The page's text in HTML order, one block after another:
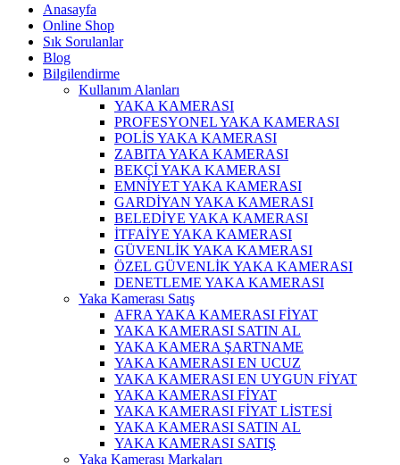
Anasayfa
Online Shop
Sık Sorulanlar
Blog
Bilgilendirme
Kullanım Alanları
YAKA KAMERASI
PROFESYONEL YAKA KAMERASI
POLİS YAKA KAMERASI
ZABITA YAKA KAMERASI
BEKÇİ YAKA KAMERASI
EMNİYET YAKA KAMERASI
GARDİYAN YAKA KAMERASI
BELEDİYE YAKA KAMERASI
İTFAİYE YAKA KAMERASI
GÜVENLİK YAKA KAMERASI
ÖZEL GÜVENLİK YAKA KAMERASI
DENETLEME YAKA KAMERASI
Yaka Kamerası Satış
AFRA YAKA KAMERASI FİYAT
YAKA KAMERASI SATIN AL
YAKA KAMERA ŞARTNAME
YAKA KAMERASI EN UCUZ
YAKA KAMERASI EN UYGUN FİYAT
YAKA KAMERASI FİYAT
YAKA KAMERASI FİYAT LİSTESİ
YAKA KAMERASI SATIN AL
YAKA KAMERASI SATIŞ
Yaka Kamerası Markaları